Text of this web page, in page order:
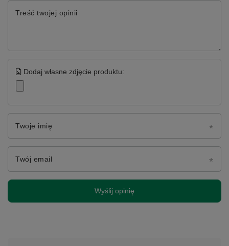
Treść twojej opinii
Dodaj własne zdjęcie produktu:
Twoje imię
Twój email
Wyślij opinię